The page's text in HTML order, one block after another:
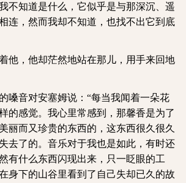
不知道是什么，它似乎是与那深沉、遥
连，然而我却不知道，也找不出它到底
他，他却茫然地站在那儿，用手来回地
嗓音对安塞姆说： “每当我闻着一朵花
的感觉。我心里常感到，那馨香是为了
丽而又珍贵的东西的，这东西很久很久
去了的。音乐对于我也是如此，有时还
什么东西闪现出来，只一眨眼的工
身下的山谷里看到了自己失却已久的故